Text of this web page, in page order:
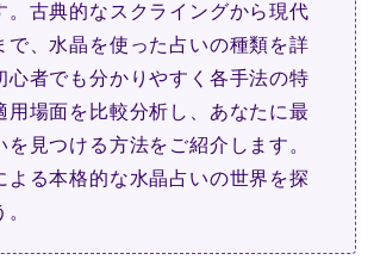
。古典的なスクライングから現代
で、水晶を使った占いの種類を詳
心者でも分かりやすく各手法の特
用場面を比較分析し、あなたに最
を見つける方法をご紹介します。
よる本格的な水晶占いの世界を探